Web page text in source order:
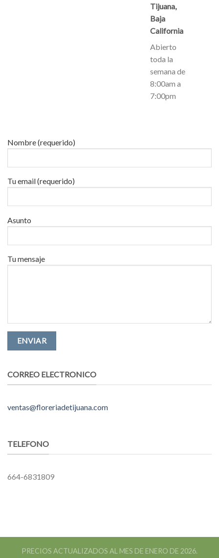
Tijuana,
Baja
California
Abierto
toda la
semana de
8:00am a
7:00pm
Nombre (requerido)
Tu email (requerido)
Asunto
Tu mensaje
CORREO ELECTRONICO
ventas@floreriadetijuana.com
TELEFONO
664-6831809
PRECIOS ACTUALIZADOS AL MES DE ENERO DE 2026.